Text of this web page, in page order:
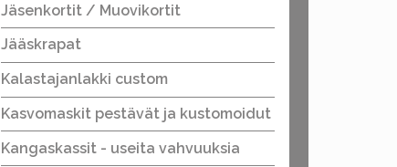
Jäsenkortit / Muovikortit
Jääskrapat
Kalastajanlakki custom
Kasvomaskit pestävät ja kustomoidut
Kangaskassit - useita vahvuuksia